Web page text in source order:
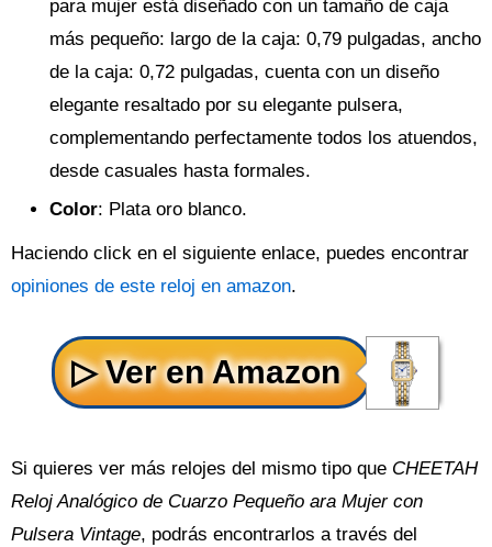
para mujer está diseñado con un tamaño de caja
más pequeño: largo de la caja: 0,79 pulgadas, ancho
de la caja: 0,72 pulgadas, cuenta con un diseño
elegante resaltado por su elegante pulsera,
complementando perfectamente todos los atuendos,
desde casuales hasta formales.
Color: Plata oro blanco.
Haciendo click en el siguiente enlace, puedes encontrar
opiniones de este reloj en amazon.
Si quieres ver más relojes del mismo tipo que CHEETAH
Reloj Analógico de Cuarzo Pequeño ara Mujer con
Pulsera Vintage, podrás encontrarlos a través del